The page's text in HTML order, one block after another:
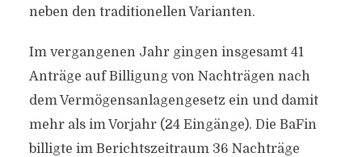
neben den traditionellen Varianten.
Im vergangenen Jahr gingen insgesamt 41
Anträge auf Billigung von Nachträgen nach
dem Vermögensanlagengesetz ein und damit
mehr als im Vorjahr (24 Eingänge). Die BaFin
billigte im Berichtszeitraum 36 Nachträge